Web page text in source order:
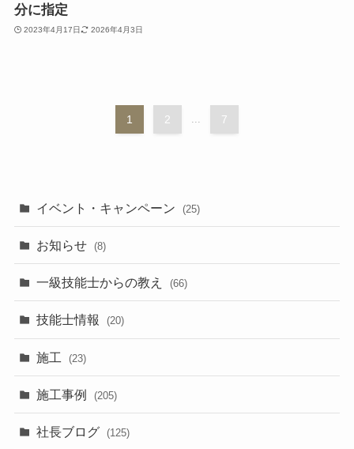
分に指定
2023年4月17日 2026年4月3日
1 2 ... 7
イベント・キャンペーン (25)
お知らせ (8)
一級技能士からの教え (66)
技能士情報 (20)
施工 (23)
施工事例 (205)
社長ブログ (125)